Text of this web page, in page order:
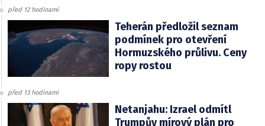
před 12 hodinami
Teherán předložil seznam
podmínek pro otevření
Hormuzského průlivu. Ceny
ropy rostou
před 13 hodinami
Netanjahu: Izrael odmítl
Trumpův mírový plán pro